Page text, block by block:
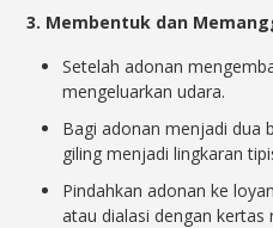
3. Membentuk dan
Setelah adonan
mengeluarkan udara.
Bagi adonan menjadi dua
giling menjadi lingkaran
Pindahkan adonan ke
atau dialasi dengan kertas